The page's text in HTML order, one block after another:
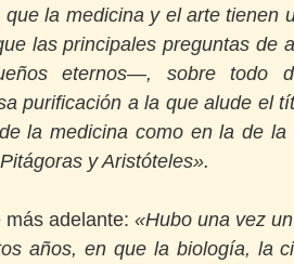
que la medicina y el arte tienen
las principales preguntas de
eternos—, sobre todo
purificación a la que alude el
la medicina como en la de la
y Aristóteles».
más adelante: «Hubo una vez
años, en que la biología, la